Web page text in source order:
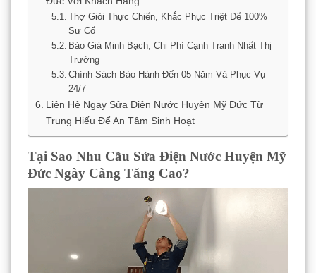
Thợ Giỏi Thực Chiến, Khắc Phục Triệt Để 100%
Sự Cố
Báo Giá Minh Bạch, Chi Phí Cạnh Tranh Nhất Thị
Trường
Chính Sách Bảo Hành Đến 05 Năm Và Phục Vụ
24/7
Liên Hệ Ngay Sửa Điện Nước Huyện Mỹ Đức Từ
Trung Hiếu Để An Tâm Sinh Hoạt
Tại Sao Nhu Cầu Sửa Điện Nước Huyện Mỹ
Đức Ngày Càng Tăng Cao?